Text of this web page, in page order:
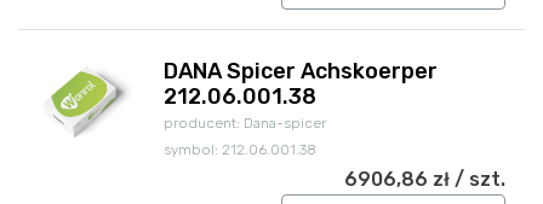
DANA Spicer Achskoerper
212.06.001.38
producent: Dana-spicer
symbol: 212.06.001.38
6906,86 zł / szt.